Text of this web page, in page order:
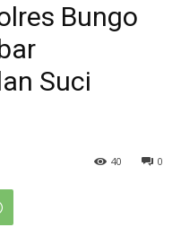
Bungo
Suci
0
40